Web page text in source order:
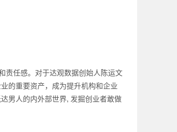
责任感。对于达观数据创始人陈运文
的重要资产，成为提升机构和企业
男人的内外部世界, 发掘创业者敢做